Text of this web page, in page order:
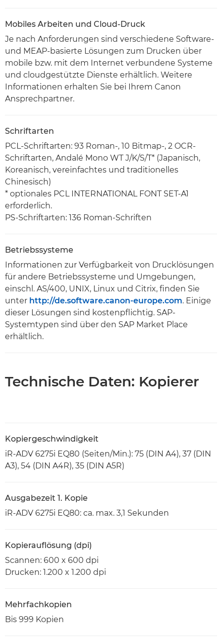
Mobiles Arbeiten und Cloud-Druck
Je nach Anforderungen sind verschiedene Software-
und MEAP-basierte Lösungen zum Drucken über
mobile bzw. mit dem Internet verbundene Systeme
und cloudgestützte Dienste erhältlich. Weitere
Informationen erhalten Sie bei Ihrem Canon
Ansprechpartner.
Schriftarten
PCL-Schriftarten: 93 Roman-, 10 Bitmap-, 2 OCR-
Schriftarten, Andalé Mono WT J/K/S/T* (Japanisch,
Koreanisch, vereinfachtes und traditionelles
Chinesisch)
* optionales PCL INTERNATIONAL FONT SET-A1
erforderlich.
PS-Schriftarten: 136 Roman-Schriften
Betriebssysteme
Informationen zur Verfügbarkeit von Drucklösungen
für andere Betriebssysteme und Umgebungen,
einschl. AS/400, UNIX, Linux und Citrix, finden Sie
unter http://de.software.canon-europe.com. Einige
dieser Lösungen sind kostenpflichtig. SAP-
Systemtypen sind über den SAP Market Place
erhältlich.
Technische Daten: Kopierer
Kopiergeschwindigkeit
iR-ADV 6275i EQ80 (Seiten/Min.): 75 (DIN A4), 37 (DIN
A3), 54 (DIN A4R), 35 (DIN A5R)
Ausgabezeit 1. Kopie
iR-ADV 6275i EQ80: ca. max. 3,1 Sekunden
Kopierauflösung (dpi)
Scannen: 600 x 600 dpi
Drucken: 1.200 x 1.200 dpi
Mehrfachkopien
Bis 999 Kopien